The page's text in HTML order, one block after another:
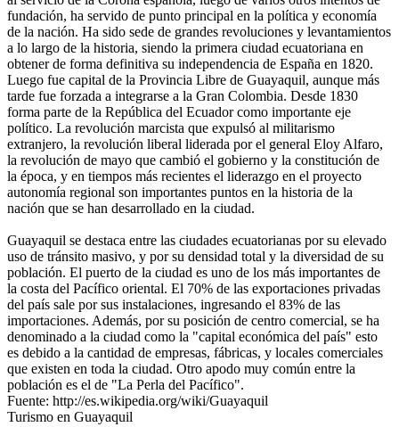
fundación, ha servido de punto principal en la política y economía
de la nación. Ha sido sede de grandes revoluciones y levantamientos
a lo largo de la historia, siendo la primera ciudad ecuatoriana en
obtener de forma definitiva su independencia de España en 1820.
Luego fue capital de la Provincia Libre de Guayaquil, aunque más
tarde fue forzada a integrarse a la Gran Colombia. Desde 1830
forma parte de la República del Ecuador como importante eje
político. La revolución marcista que expulsó al militarismo
extranjero, la revolución liberal liderada por el general Eloy Alfaro,
la revolución de mayo que cambió el gobierno y la constitución de
la época, y en tiempos más recientes el liderazgo en el proyecto
autonomía regional son importantes puntos en la historia de la
nación que se han desarrollado en la ciudad.
Guayaquil se destaca entre las ciudades ecuatorianas por su elevado
uso de tránsito masivo, y por su densidad total y la diversidad de su
población. El puerto de la ciudad es uno de los más importantes de
la costa del Pacífico oriental. El 70% de las exportaciones privadas
del país sale por sus instalaciones, ingresando el 83% de las
importaciones. Además, por su posición de centro comercial, se ha
denominado a la ciudad como la "capital económica del país" esto
es debido a la cantidad de empresas, fábricas, y locales comerciales
que existen en toda la ciudad. Otro apodo muy común entre la
población es el de "La Perla del Pacífico".
Fuente: http://es.wikipedia.org/wiki/Guayaquil
Turismo en Guayaquil